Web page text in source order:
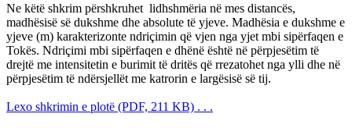
Ne këtë shkrim përshkruhet lidhshmëria në mes distancës,
madhësisë së dukshme dhe absolute të yjeve. Madhësia e dukshme e
yjeve (m) karakterizonte ndriçimin që vjen nga yjet mbi sipërfaqen e
Tokës. Ndriçimi mbi sipërfaqen e dhënë është në përpjesëtim të
drejtë me intensitetin e burimit të dritës që rrezatohet nga ylli dhe në
përpjesëtim të ndërsjellët me katrorin e largësisë së tij.
Lexo shkrimin e plotë (PDF, 211 KB) . . .